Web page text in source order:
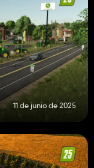
11 de junio de 2025